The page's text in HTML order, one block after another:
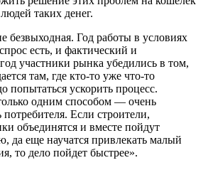
таких денег.
безвыходная. Год работы в условиях
есть, и фактический и
участники рынка убедились в том,
там, где кто-то уже что-то
попытаться ускорить процесс.
одним способом — очень
Если строители,
объединятся и вместе пойдут
да еще научатся привлекать малый
то дело пойдет быстрее».